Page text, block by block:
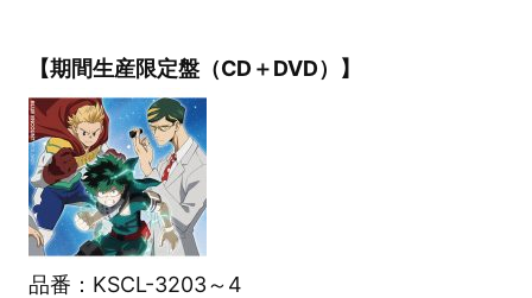
【期間生産限定盤（CD＋DVD）】
品番：KSCL-3203～4